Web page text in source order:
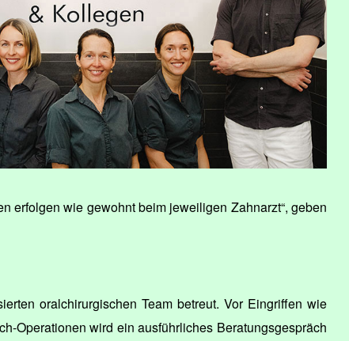
erfolgen wie gewohnt beim jeweiligen Zahnarzt“, geben
oralchirurgischen Team betreut. Vor Eingriffen wie
Operationen wird ein ausführliches Beratungsgespräch